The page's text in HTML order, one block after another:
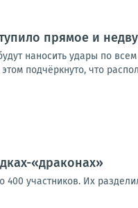
прямое и
наносить удары по
подчёркнуто, что
«драконах»
участников. Их